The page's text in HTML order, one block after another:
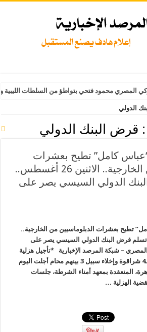
المصري محمود فتحي بتواطؤ من السلطات
الدولي
قرض البنك الدولي
“عباس كامل” تطيح بعشرات
الدبلوماسيين من الخارجية.. الاثنين 26 أغسطس..
الدولي السيسي يصر على
تطيح بعشرات الدبلوماسيين من الخارجية..
بعد تسلم قرض البنك الدولي السيسي يصر على
– شبكة المرصد الإخبارية *تأجيل هزلية
“ولاية سيناء 4” والبراءة لــ4 شراقوة وإخلاء سبيل 3 بينهم محام أجلت اليوم
المنعقدة بمعهد أمناء الشرطة، جلسات